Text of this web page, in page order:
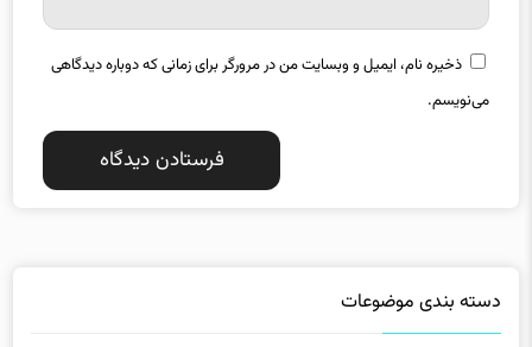
ذخیره نام، ایمیل و وبسایت من در مرورگر برای زمانی که دوباره دیدگاهی
می‌نویسم.
استانها